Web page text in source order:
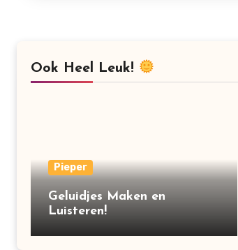
Ook Heel Leuk!
Pieper
Geluidjes Maken en
Luisteren!